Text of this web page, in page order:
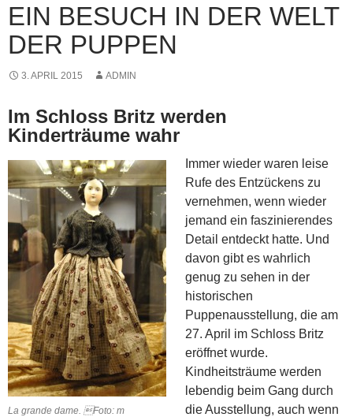
EIN BESUCH IN DER WELT
DER PUPPEN
3. APRIL 2015 ADMIN
Im Schloss Britz werden
Kinderträume wahr
La grande dame. Foto: m
Immer wieder waren leise
Rufe des Entzückens zu
vernehmen, wenn wieder
jemand ein faszinierendes
Detail entdeckt hatte. Und
davon gibt es wahrlich
genug zu sehen in der
historischen
Puppenausstellung, die am
27. April im Schloss Britz
eröffnet wurde.
Kindheitsträume werden
lebendig beim Gang durch
die Ausstellung, auch wenn